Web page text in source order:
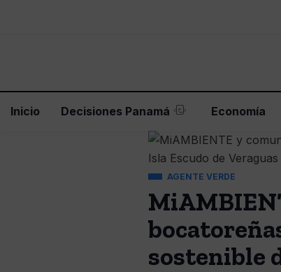
Inicio Decisiones Panamá Economía
AGENTE VERDE
sostenible